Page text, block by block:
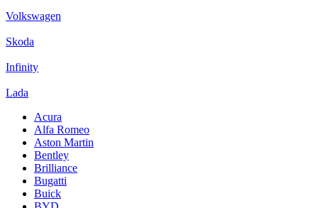
Volkswagen
Skoda
Infinity
Lada
Acura
Alfa Romeo
Aston Martin
Bentley
Brilliance
Bugatti
Buick